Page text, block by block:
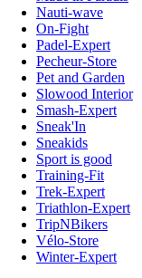
Nauti-wave
On-Fight
Padel-Expert
Pecheur-Store
Pet and Garden
Slowood Interior
Smash-Expert
Sneak'In
Sneakids
Sport is good
Training-Fit
Trek-Expert
Triathlon-Expert
TripNBikers
Vélo-Store
Winter-Expert